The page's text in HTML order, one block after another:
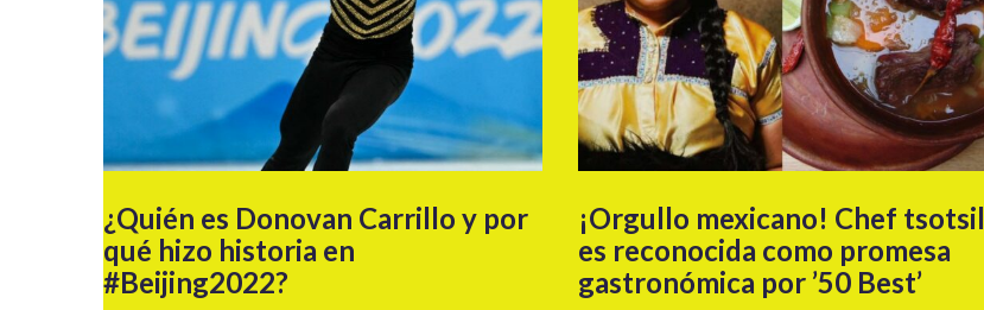
¿Quién es Donovan Carrillo y por
qué hizo historia en
#Beijing2022?
¡Orgullo mexicano! Chef tsotsil
es reconocida como promesa
gastronómica por ’50 Best’